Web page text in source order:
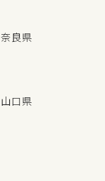
奈良県
山口県